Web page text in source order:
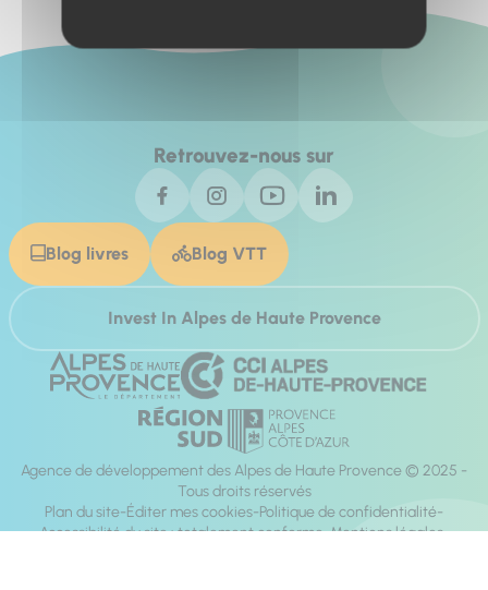
Retrouvez-nous sur
Blog livres Blog VTT
Invest In Alpes de Haute Provence
Agence de développement des Alpes de Haute Provence © 2025 -
Tous droits réservés
Plan du site Éditer mes cookies Politique de confidentialité
Accessibilité du site : totalement conforme Mentions légales